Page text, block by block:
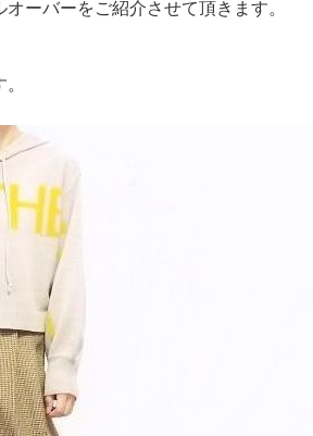
ーバーをご紹介させて頂きます。